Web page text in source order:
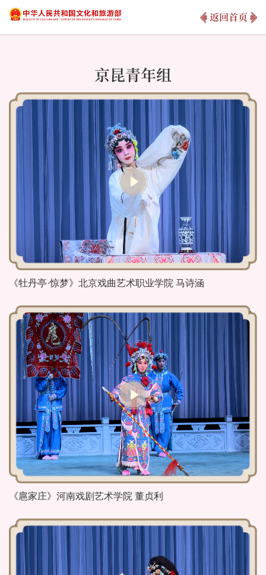
返回首页
京昆青年组
《牡丹亭·惊梦》北京戏曲艺术职业学院 马诗涵
《扈家庄》河南戏剧艺术学院 董贞利